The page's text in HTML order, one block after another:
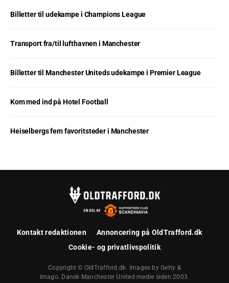
Billetter til udekampe i Champions League
Transport fra/til lufthavnen i Manchester
Billetter til Manchester Uniteds udekampe i Premier League
Kom med ind på Hotel Football
Heiselbergs fem favoritsteder i Manchester
Kontakt redaktionen
Annoncering på OldTrafford.dk
Cookie- og privatlivspolitik
Copyright © OldTrafford.dk. Images by Getty &
Imago. Dansk Manchester United medie siden 2003.